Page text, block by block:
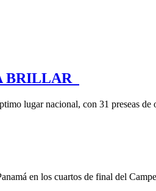
BRILLAR
lugar nacional, con 31 preseas
en los cuartos de final del